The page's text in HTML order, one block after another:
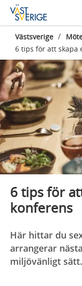
Västsverige /
6 tips för att skapa
6 tips för
konferens
Här hittar du
arrangerar
miljövänligt sätt.